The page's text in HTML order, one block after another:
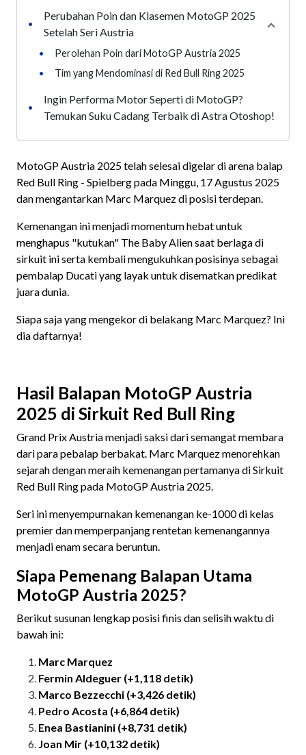
•
Perubahan Poin dan Klasemen MotoGP 2025
Setelah Seri Austria
•
Perolehan Poin dari MotoGP Austria 2025
•
Tim yang Mendominasi di Red Bull Ring 2025
•
Ingin Performa Motor Seperti di MotoGP?
Temukan Suku Cadang Terbaik di Astra Otoshop!
MotoGP Austria 2025 telah selesai digelar di arena balap
Red Bull Ring - Spielberg pada Minggu, 17 Agustus 2025
dan mengantarkan Marc Marquez di posisi terdepan.
Kemenangan ini menjadi momentum hebat untuk
menghapus "kutukan" The Baby Alien saat berlaga di
sirkuit ini serta kembali mengukuhkan posisinya sebagai
pembalap Ducati yang layak untuk disematkan predikat
juara dunia.
Siapa saja yang mengekor di belakang Marc Marquez? Ini
dia daftarnya!
Hasil Balapan MotoGP Austria
2025 di Sirkuit Red Bull Ring
Grand Prix Austria menjadi saksi dari semangat membara
dari para pebalap berbakat. Marc Marquez menorehkan
sejarah dengan meraih kemenangan pertamanya di Sirkuit
Red Bull Ring pada MotoGP Austria 2025.
Seri ini menyempurnakan kemenangan ke-1000 di kelas
premier dan memperpanjang rentetan kemenangannya
menjadi enam secara beruntun.
Siapa Pemenang Balapan Utama
MotoGP Austria 2025?
Berikut susunan lengkap posisi finis dan selisih waktu di
bawah ini:
Marc Marquez
Fermin Aldeguer (+1,118 detik)
Marco Bezzecchi (+3,426 detik)
Pedro Acosta (+6,864 detik)
Enea Bastianini (+8,731 detik)
Joan Mir (+10,132 detik)